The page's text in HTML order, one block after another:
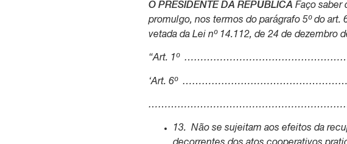
O PRESIDENTE DA REPÚBLICA Faço saber
promulgo, nos termos do parágrafo 5º do
vetada da Lei nº 14.112, de 24 de dezembro
“Art. 1º
‘Art. 6º
13. Não se sujeitam aos efeitos da